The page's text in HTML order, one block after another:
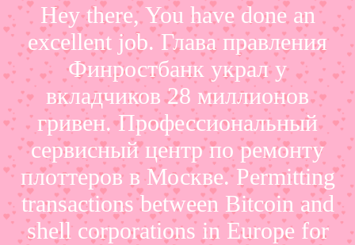
Hey there, You have done an
excellent job. Глава правления
Финростбанк украл у
вкладчиков 28 миллионов
гривен. Профессиональный
сервисный центр по ремонту
плоттеров в Москве. Permitting
transactions between Bitcoin and
shell corporations in Europe for